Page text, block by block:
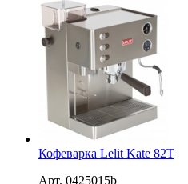
Кофеварка Lelit Kate 82T
Арт. 0425015b